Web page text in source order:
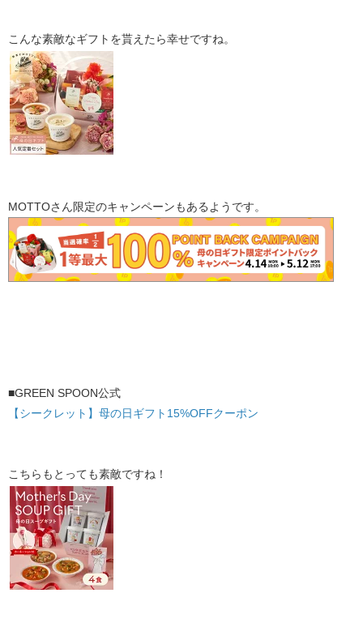
こんな素敵なギフトを貰えたら幸せですね。
MOTTOさん限定のキャンペーンもあるようです。
■GREEN SPOON公式
【シークレット】母の日ギフト15%OFFクーポン
こちらもとっても素敵ですね！